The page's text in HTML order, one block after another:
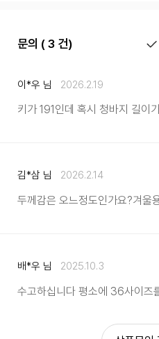
문의 ( 3 건)
이*우 님 2026.2.19
키가 191인데 혹시 청바지 길이
김*삼 님 2026.2.14
두께감은 오느정도인가요?겨울용.
배*우 님 2025.10.3